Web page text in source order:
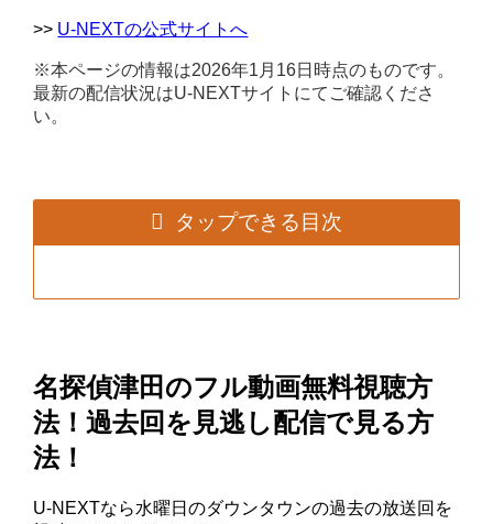
>> U-NEXTの公式サイトへ
※本ページの情報は2026年1月16日時点のものです。
最新の配信状況はU-NEXTサイトにてご確認くださ
い。
タップできる目次
名探偵津田のフル動画無料視聴方
法！過去回を見逃し配信で見る方
法！
U-NEXTなら水曜日のダウンタウンの過去の放送回を